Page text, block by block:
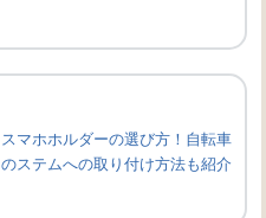
スマホホルダーの選び方！自転車
のステムへの取り付け方法も紹介